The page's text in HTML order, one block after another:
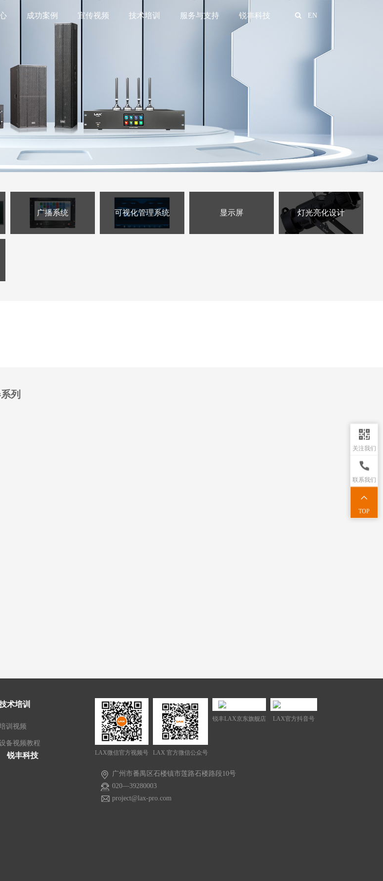
EN
成功案例 宣传视频 技术培训 服务与支持 锐丰科技
广播系统 可视化管理系统 显示屏 灯光亮化设计
列
术培训
训视频
备视频教程
锐丰科技 LAX微信官方视频号 LAX 官方微信公众号
锐丰LAX京东旗舰店 LAX官方抖音号
广州市番禺区石楼镇市莲路石楼路段10号
020—39280003
project@lax-pro.com
关注我们
联系我们
TOP